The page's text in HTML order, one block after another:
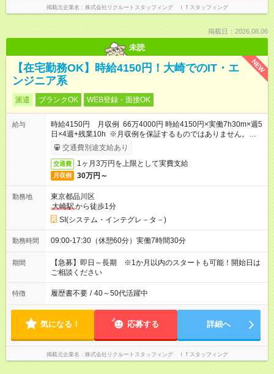
掲載元企業名 株式会社リクルートスタッフィング ＩＴスタッフィング
掲載日：2026.08.06
未読
NEW
【在宅勤務OK】時給4150円！大崎でのIT・エ
ンジニア系
派遣 ブランクOK WEB登録・面接OK
給与
時給4150円 月収例 66万4000円 時給4150円×実働7h30m×週5
日×4週+残業10h ※月収例を保証するものではありません。※給
与即受取りサービス利用可（利用条件有）
交通費別途支給あり
交通費 1ヶ月3万円を上限として実費支給
月収例 30万円～
勤務地
東京都品川区
大崎駅から徒歩1分
SI(システム・インテグレ－タ－)
勤務時間 09:00-17:30（休憩60分）実働7時間30分
期間
【急募】即日～長期 ※1か月以内のスタートも可能！開始日は
ご相談ください
特徴 履歴書不要 / 40～50代活躍中
気になる！ 応募する 詳細へ
掲載元企業名 株式会社リクルートスタッフィング ＩＴスタッフィング